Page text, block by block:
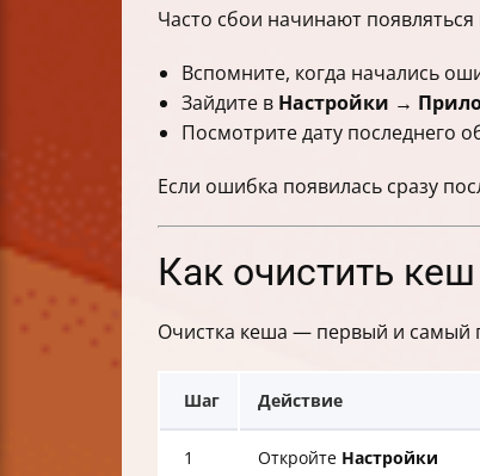
Часто сбои начинают
Вспомните, когда начались
Зайдите в Настройки →
Посмотрите дату последнего
Если ошибка появилась сразу
Как очистить
Очистка кеша — первый и самый
Шаг Действие
1 Откройте Настройки